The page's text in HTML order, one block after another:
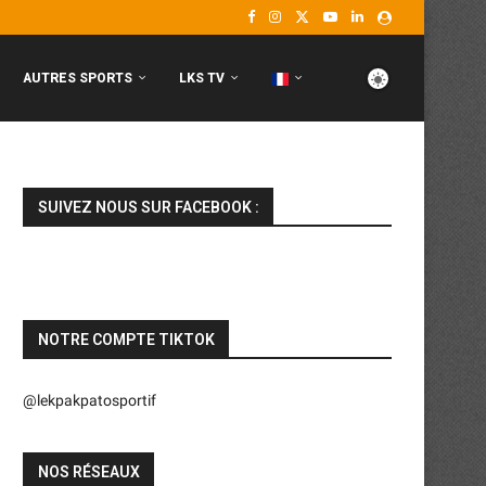
AUTRES SPORTS LKS TV
SUIVEZ NOUS SUR FACEBOOK :
NOTRE COMPTE TIKTOK
@lekpakpatosportif
NOS RÉSEAUX